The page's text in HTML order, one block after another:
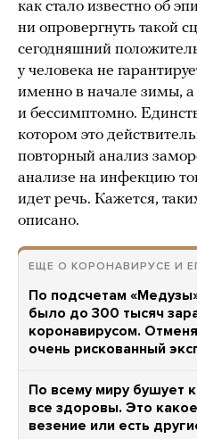
как стало известно об
ни опровергнуть такой
сегодняшний
у человека не
именно в начале зимы, а
и бессимптомно.
котором это
повторный анализ
анализе на инфекцию
идет речь. Кажется,
описано.
ЕЩЕ О КОРОНАВИРУСЕ И
По подсчетам
было до 300 тысяч
коронавирусом.
очень рискованный
По всему миру бушует
все здоровы. Это
везение или есть